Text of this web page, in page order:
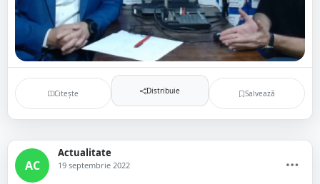
Citește Distribuie Salvează
AC
Actualitate
19 septembrie 2022